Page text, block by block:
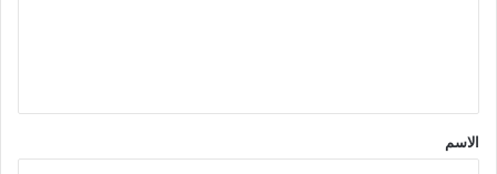
*
الاسم